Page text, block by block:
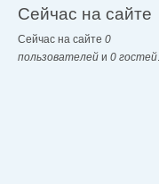
Сейчас на сайте
Сейчас на сайте 0
пользователей и 0 гостей